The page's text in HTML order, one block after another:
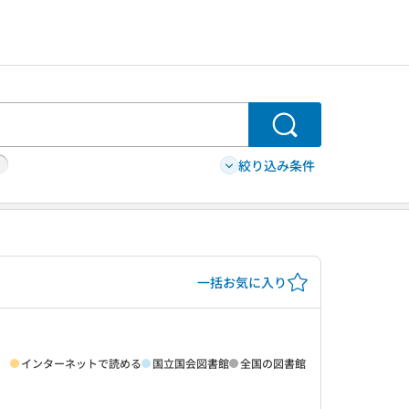
検索
絞り込み条件
一括お気に入り
インターネットで読める 国立国会図書館 全国の図書館